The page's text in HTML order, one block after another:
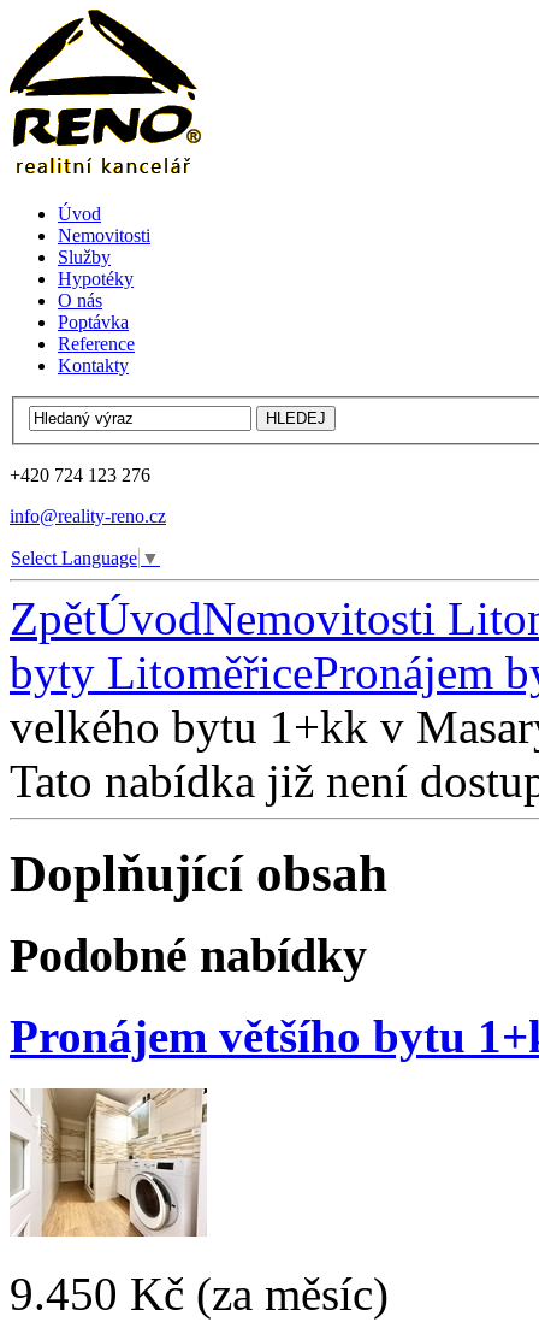
Úvod
Nemovitosti
Služby
Hypotéky
O nás
Poptávka
Reference
Kontakty
+420 724 123 276
info@reality-reno.cz
Select Language ▼
ZpětÚvodNemovitosti
byty LitoměřicePronájem
velkého bytu 1+kk v
Tato nabídka již není
Doplňující obsah
Podobné nabídky
Pronájem většího bytu
9.450 Kč (za měsíc)